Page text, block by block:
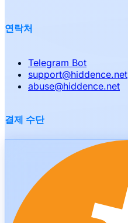
연락처
Telegram Bot
support@hiddence.net
abuse@hiddence.net
결제 수단